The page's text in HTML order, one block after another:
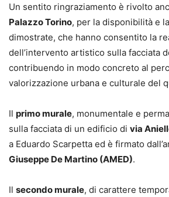
Un sentito ringraziamento è rivolto
Palazzo Torino, per la disponibilità e
dimostrate, che hanno consentito la
dell’intervento artistico sulla facciata
contribuendo in modo concreto al
valorizzazione urbana e culturale del
Il primo murale, monumentale e
sulla facciata di un edificio di via
a Eduardo Scarpetta ed è firmato
Giuseppe De Martino (AMED).
Il secondo murale, di carattere